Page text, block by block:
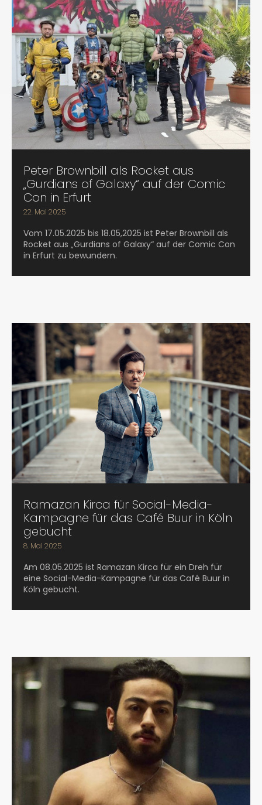
Peter Brownbill als Rocket aus
„Gurdians of Galaxy“ auf der Comic
Con in Erfurt
22. Mai 2025
Vom 17.05.2025 bis 18.05,2025 ist Peter Brownbill als
Rocket aus „Gurdians of Galaxy“ auf der Comic Con
in Erfurt zu bewundern.
Ramazan Kirca für Social-Media-
Kampagne für das Café Buur in Köln
gebucht
8. Mai 2025
Am 08.05.2025 ist Ramazan Kirca für ein Dreh für
eine Social-Media-Kampagne für das Café Buur in
Köln gebucht.